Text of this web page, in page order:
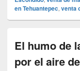
en Tehuantepec, venta
El humo de
por el aire